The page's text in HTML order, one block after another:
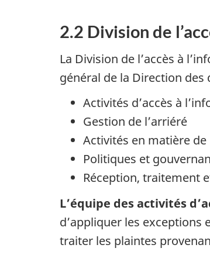
2.2 Division de
La Division de l’accès à
général de la Direction
Activités d’accès à
Gestion de l’arriéré
Activités en matière
Politiques et
Réception, traitement
L’équipe des activités
d’appliquer les
traiter les plaintes